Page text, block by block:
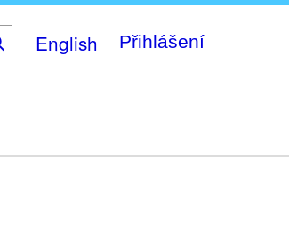
English Přihlášení